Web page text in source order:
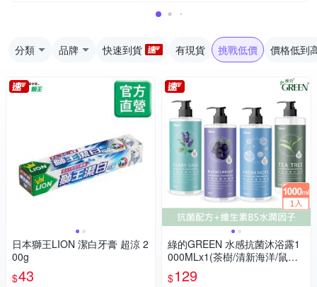
分類 品牌 快速到貨 有現貨 挑戰低價 價格低到
日本獅王LION 潔白牙膏 超涼 2
00g
$43
綠的GREEN 水感抗菌沐浴露1
000MLx1(茶樹/清新海洋/鼠尾
草/黑醋栗)
$129